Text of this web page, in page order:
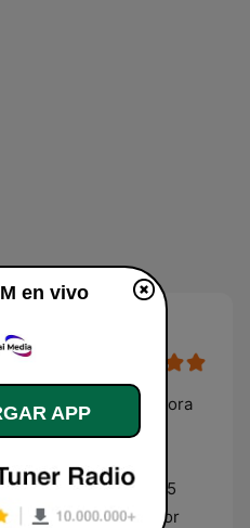
FM) es una emisora
Group, que se
oyentes una amplia
horas del día, los 365
rock, pasando por
en vivo
APP